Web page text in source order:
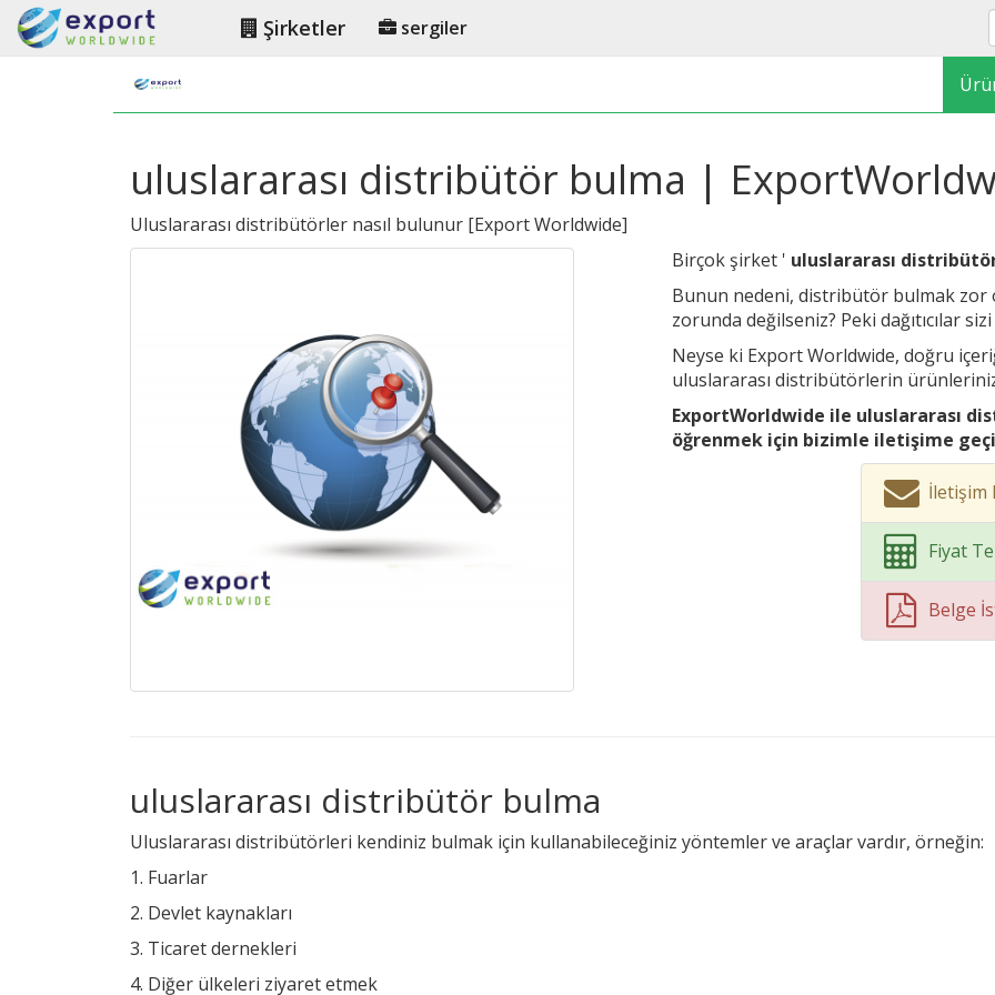
Şirketler sergiler
uluslararası distribütör bulma |
Uluslararası distribütörler nasıl bulunur [Export Worldwide]
Birçok şirket ' uluslararası
Bunun nedeni, distribütör bulmak zor
zorunda değilseniz? Peki dağıtıcılar
Neyse ki Export Worldwide, doğru
uluslararası distribütörlerin
ExportWorldwide ile uluslararası
öğrenmek için bizimle iletişime
İletişim
Fiyat
Belge
uluslararası distribütör bulma
Uluslararası distribütörleri kendiniz bulmak için kullanabileceğiniz yöntemler ve araçlar vardır, örneğin:
1. Fuarlar
2. Devlet kaynakları
3. Ticaret dernekleri
4. Diğer ülkeleri ziyaret etmek